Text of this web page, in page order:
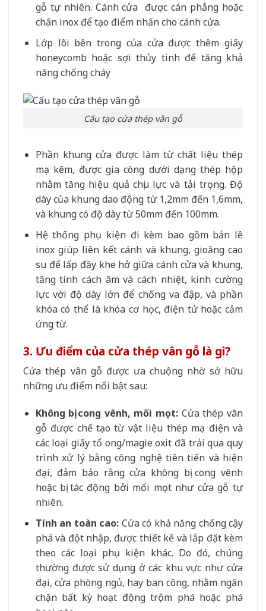
gỗ tự nhiên. Cánh cửa được cán phẳng hoặc
chấn inox để tạo điểm nhấn cho cánh cửa.
Lớp lõi bên trong của cửa được thêm giấy
honeycomb hoặc sợi thủy tinh để tăng khả
năng chống cháy
Cấu tạo cửa thép vân gỗ
Phần khung cửa được làm từ chất liệu thép
mạ kẽm, được gia công dưới dạng thép hộp
nhằm tăng hiệu quả chịu lực và tải trọng. Độ
dày của khung dao động từ 1,2mm đến 1,6mm,
và khung có độ dày từ 50mm đến 100mm.
Hệ thống phụ kiện đi kèm bao gồm bản lề
inox giúp liên kết cánh và khung, gioăng cao
su để lấp đầy khe hở giữa cánh cửa và khung,
tăng tính cách âm và cách nhiệt, kính cường
lực với độ dày lớn để chống va đập, và phần
khóa có thể là khóa cơ học, điện tử hoặc cảm
ứng từ.
3. Ưu điểm của cửa thép vân gỗ là gì?
Cửa thép vân gỗ được ưa chuộng nhờ sở hữu
những ưu điểm nổi bật sau:
Không bị cong vênh, mối mọt: Cửa thép vân
gỗ được chế tạo từ vật liệu thép mạ điện và
các loại giấy tổ ong/magie oxit đã trải qua quy
trình xử lý bằng công nghệ tiên tiến và hiện
đại, đảm bảo rằng cửa không bị cong vênh
hoặc bị tác động bởi mối mọt như cửa gỗ tự
nhiên.
Tính an toàn cao: Cửa có khả năng chống cậy
phá và đột nhập, được thiết kế và lắp đặt kèm
theo các loại phụ kiện khác. Do đó, chúng
thường được sử dụng ở các khu vực như cửa
đại, cửa phòng ngủ, hay ban công, nhằm ngăn
chặn bất kỳ hoạt động trộm phá hoặc phá